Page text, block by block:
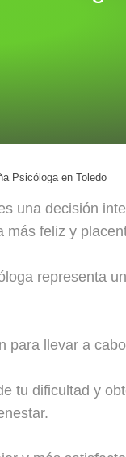
Psicóloga en Toledo
una decisión
más feliz y
representa
llevar a
tu dificultad y